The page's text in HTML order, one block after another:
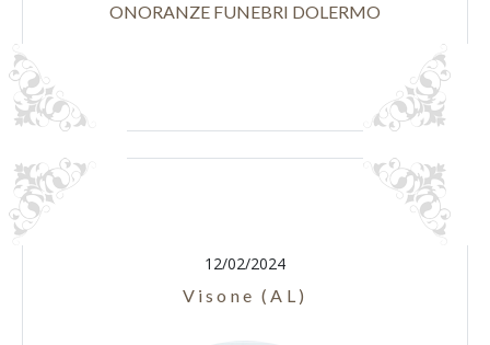
ONORANZE FUNEBRI DOLERMO
12/02/2024
Visone (AL)